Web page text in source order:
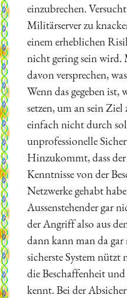
einzubrechen.
Militärserver zu
einem erheblichen
nicht gering sein wird.
davon versprechen,
Wenn das gegeben ist,
setzen, um an sein
einfach nicht durch
unprofessionelle
Hinzukommt, dass
Kenntnisse von der
Netzwerke gehabt
Aussenstehender gar
der Angriff also aus
dann kann man da
sicherste System
die Beschaffenheit
kennt. Bei der